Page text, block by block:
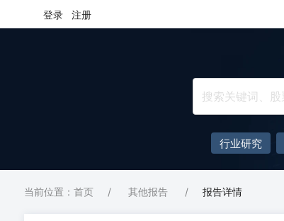
登录 注册
行业研究
当前位置：首页 / 其他报告 / 报告详情